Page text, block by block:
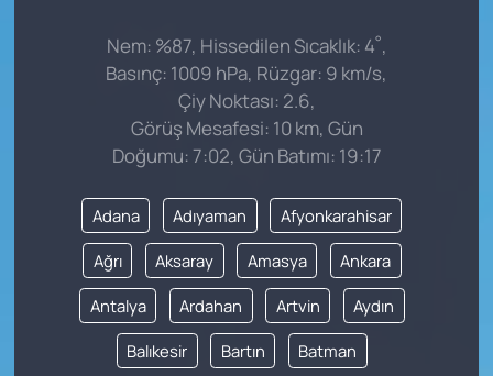
Nem: %87, Hissedilen Sıcaklık: 4°,
Basınç: 1009 hPa, Rüzgar: 9 km/s,
Çiy Noktası: 2.6,
Görüş Mesafesi: 10 km, Gün
Doğumu: 7:02, Gün Batımı: 19:17
Adana Adıyaman Afyonkarahisar
Ağrı Aksaray Amasya Ankara
Antalya Ardahan Artvin Aydın
Balıkesir Bartın Batman